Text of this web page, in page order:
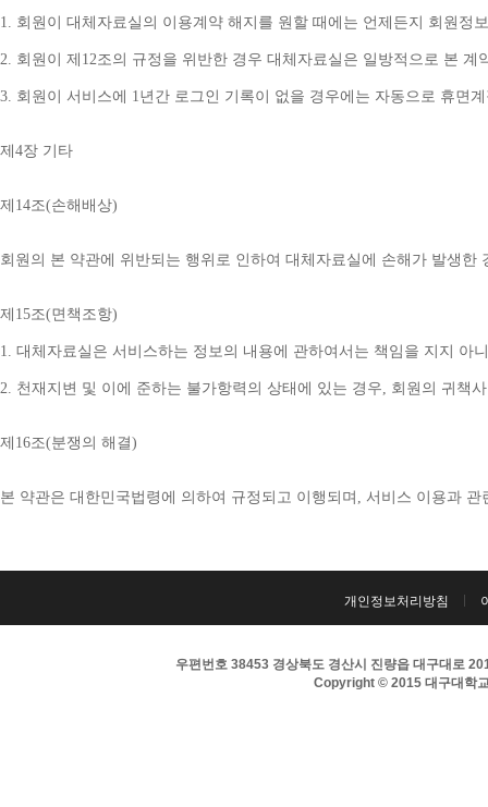
1. 회원이 대체자료실의 이용계약 해지를 원할 때에는 언제든지 회원정
2. 회원이 제 12조의 규정을 위반한 경우 대체자료실은 일방적으로 본 계
3. 회원이 서비스에 1년간 로그인 기록이 없을 경우에는 자동으로 휴면
제 4장 기타
제 14조(손해배상)
회원의 본 약관에 위반되는 행위로 인하여 대체자료실에 손해가 발생한
제 15조(면책조항)
1. 대체자료실은 서비스하는 정보의 내용에 관하여서는 책임을 지지 아
2. 천재지변 및 이에 준하는 불가항력의 상태에 있는 경우, 회원의 귀책
제 16조(분쟁의 해결)
본 약관은 대한민국법령에 의하여 규정되고 이행되며 , 서비스 이용과 관
개인정보처리방침
우편번호 38453 경상북도 경산시 진량읍 대구대로
Copyright © 2015 대구대학